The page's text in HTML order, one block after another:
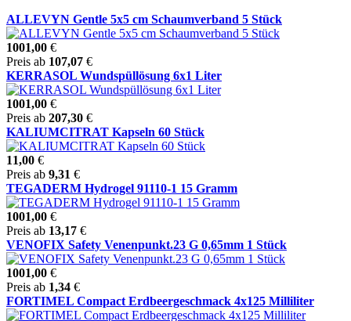
ALLEVYN Gentle 5x5 cm Schaumverband 5 Stück
1001,00 €
Preis ab 107,07 €
KERRASOL Wundspüllösung 6x1 Liter
1001,00 €
Preis ab 207,30 €
KALIUMCITRAT Kapseln 60 Stück
11,00 €
Preis ab 9,31 €
TEGADERM Hydrogel 91110-1 15 Gramm
1001,00 €
Preis ab 13,17 €
VENOFIX Safety Venenpunkt.23 G 0,65mm 1 Stück
1001,00 €
Preis ab 1,34 €
FORTIMEL Compact Erdbeergeschmack 4x125 Milliliter